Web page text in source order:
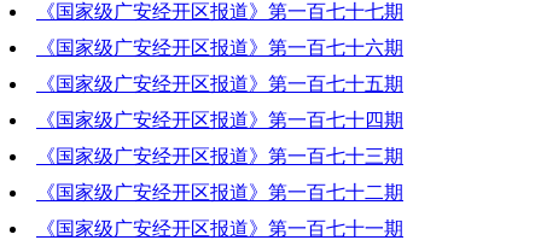
2022-08-11 19:47:44
《国家级广安经开区报道》第一百七十七期
2022-08-04 20:40:36
《国家级广安经开区报道》第一百七十六期
2022-07-28 19:34:14
《国家级广安经开区报道》第一百七十五期
2022-07-21 19:47:34
《国家级广安经开区报道》第一百七十四期
2022-07-14 20:52:07
《国家级广安经开区报道》第一百七十三期
2022-07-07 19:15:47
《国家级广安经开区报道》第一百七十二期
2022-06-30 19:25:30
《国家级广安经开区报道》第一百七十一期